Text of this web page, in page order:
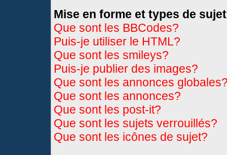
Mise en forme et types de sujet
Que sont les BBCodes?
Puis-je utiliser le HTML?
Que sont les smileys?
Puis-je publier des images?
Que sont les annonces
Que sont les annonces?
Que sont les post-it?
Que sont les sujets verrouillés?
Que sont les icônes de sujet?